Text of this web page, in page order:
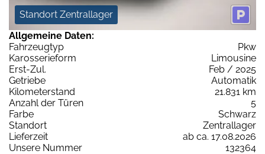
Standort Zentrallager
Allgemeine Daten:
Fahrzeugtyp
Pkw
Karosserieform
Limousine
Erst-Zul.
Feb / 2025
Getriebe
Automatik
Kilometerstand
21.831 km
Anzahl der Türen
5
Farbe
Schwarz
Standort
Zentrallager
Lieferzeit
ab ca. 17.08.2026
Unsere Nummer
132364